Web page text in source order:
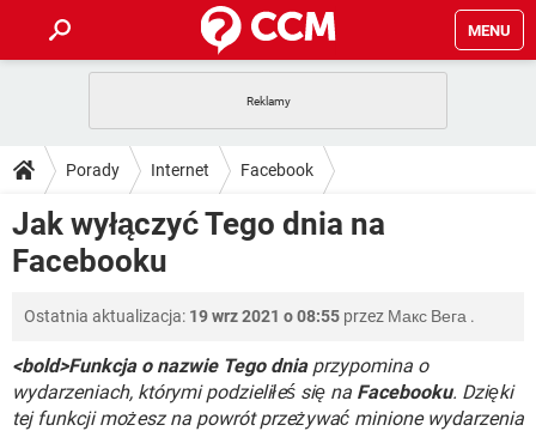
MENU
GRY WHATSAPP
SPOTIFY NETFLIX
INSTAGRAM
PORADY
PlayStation TIKTOK
GRY WHATSAPP
INSTAGRAM FACEBOOK
WINDOWS 10
DO POBRANIA
ANDROID
INSTAGRAM FACEBOOK
WINDOWS 10
FORUM
COVID-19 TIKTOK
GRY WHATSAPP
SPOTIFY NETFLIX
COVID-19 TIKTOK
GRY WHATSAPP
Porady Internet Facebook
Jak wyłączyć Tego dnia na
Facebooku
Ostatnia aktualizacja: 19 wrz 2021 o 08:55 przez Макс Вега .
<bold>Funkcja o nazwie Tego dniaprzypomina o
wydarzeniach, którymi podzieliłeś się na Facebooku. Dzięki
tej funkcji możesz na powrót przeżywać minione wydarzenia